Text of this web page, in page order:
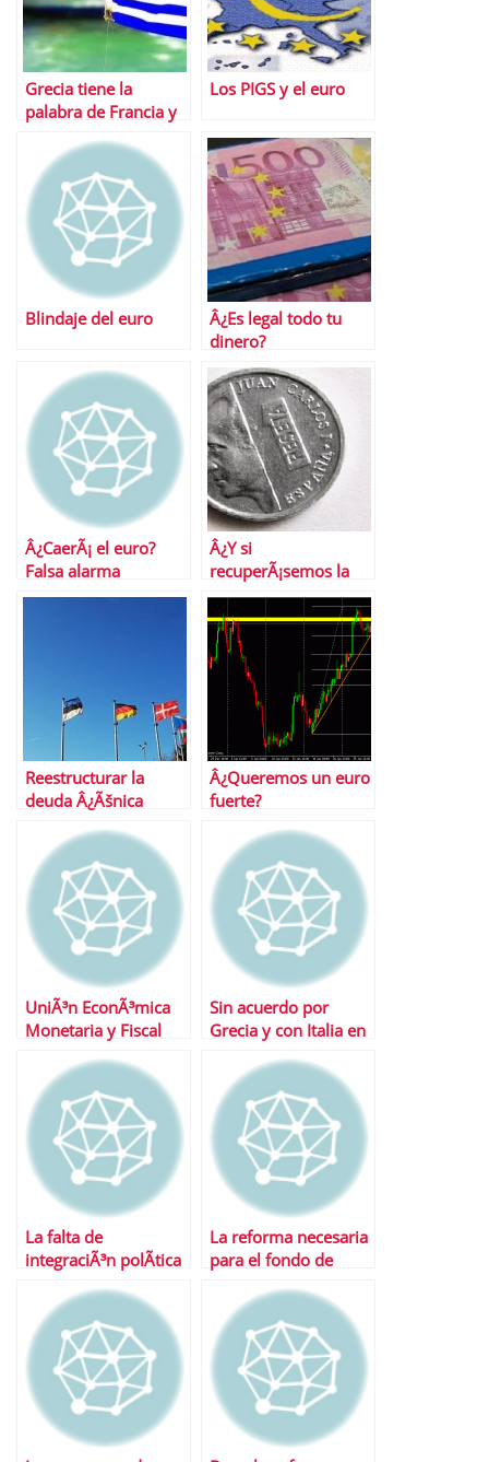
Grecia tiene la
palabra de Francia y
plan
Los PIGS y el euro
Blindaje del euro
Â¿Es legal todo tu
dinero?
Â¿CaerÃ¡ el euro?
Falsa alarma
Â¿Y si
recuperÃ¡semos la
peseta?
Reestructurar la
deuda Â¿Ãšnica
Â¿Queremos un euro
fuerte?
UniÃ³n EconÃ³mica
Monetaria y Fiscal
Sin acuerdo por
Grecia y con Italia en
La falta de
integraciÃ³n polÃ­tica
La reforma necesaria
para el fondo de